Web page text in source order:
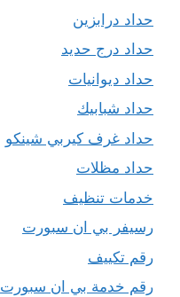
حداد درابزين
حداد درج حديد
حداد ديوانيات
حداد شبابيك
حداد غرف كيربي شينكو
حداد مظلات
خدمات تنظيف
رسيفر بي ان سبورت
رقم تكييف
رقم خدمة بي ان سبورت